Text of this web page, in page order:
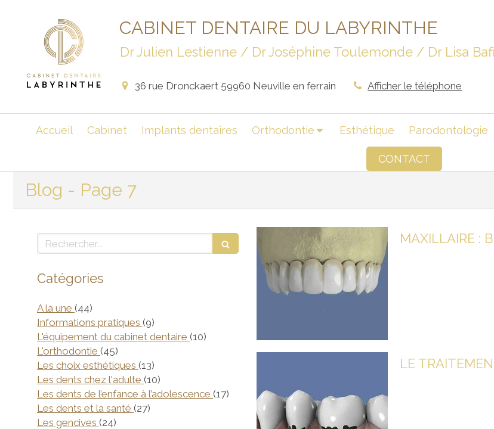
CABINET DENTAIRE DU LABYRINTHE
Dr Julien Lestienne / Dr Joséphine Toulemonde / Dr Lisa
36 rue Dronckaert 59960 Neuville en ferrain Afficher le téléphone
Accueil Cabinet Implants dentaires Orthodontie Esthétique Parodontologie
CONTACT
Blog - Page 7
MAXILLAIRE :
LE
Rechercher
Catégories
A la une (44)
Informations pratiques (9)
L'équipement du cabinet dentaire (10)
L'orthodontie (45)
Les choix esthétiques (13)
Les dents chez l'adulte (10)
Les dents de l’enfance à l’adolescence (17) Articles Count
Les dents et la santé (27)
Les gencives (24)